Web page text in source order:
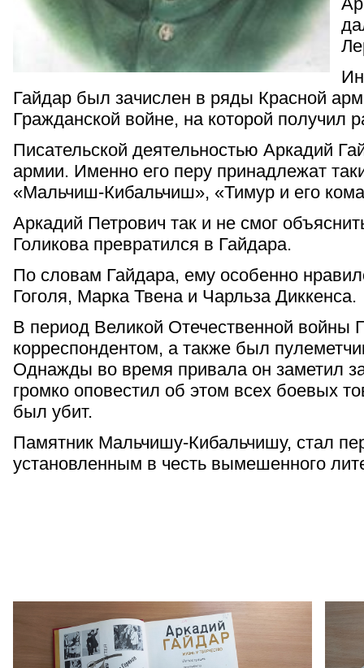
Гайдар был зачислен в ряды Красной
Гражданской войне, на которой получил
Писательской деятельностью Аркадий
армии. Именно его перу принадлежат
«Мальчиш-Кибальчиш», «Тимур и его
Аркадий Петрович так и не смог
Голикова превратился в Гайдара.
По словам Гайдара, ему особенно
Гоголя, Марка Твена и Чарльза Диккенса.
В период Великой Отечественной войны
корреспондентом, а также был
Однажды во время привала он заметил
громко оповестил об этом всех боевых
был убит.
Памятник Мальчишу-Кибальчишу, стал
установленным в честь вымешенного